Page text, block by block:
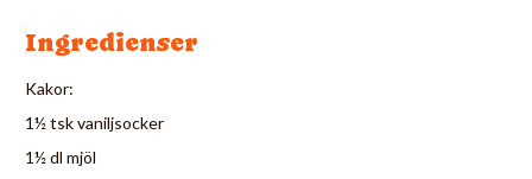
Ingredienser
Kakor:
1½ tsk vaniljsocker
1½ dl mjöl